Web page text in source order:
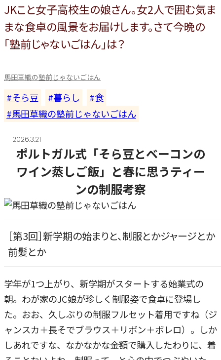
JKこと女子高校生の娘さん。女2人で囲む気ま
まな食卓の風景をお届けします。さて今晩の
「塾前じゃないごはん」は？
馬田草織の塾前じゃないごはん
そら豆 暮らし
食
馬田草織の塾前じゃないごはん
2026.3.21
ポルトガル式「そら豆とベーコンの
ワイン蒸しご飯」と春に思うティー
ンの制服考察
［第3回］新学期の始まりと、制服とかジャージとか
前髪とか
学年が1つ上がり、新学期がスタートする始業式の
朝。わが家のJC娘が珍しく制服姿で食卓に登場し
た。おお、久しぶりの制服フルセット着用ですね（ジ
ャンスカ＋長そでブラウス＋リボン＋ボレロ）。しか
しあれですな、なかなかな金額で購入したわりに、着